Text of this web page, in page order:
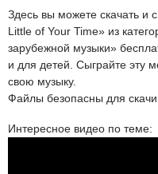
Здесь вы можете скачать и
Little of Your Time» из
зарубежной музыки»
и для детей. Сыграйте эту
свою музыку.
Файлы безопасны для
Интересное видео по теме: